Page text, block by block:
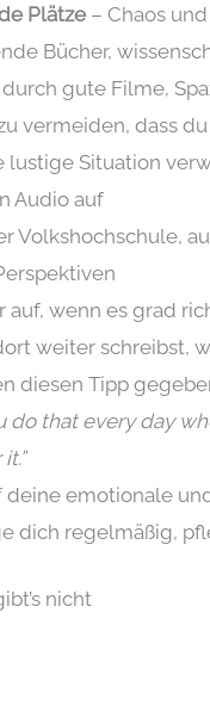
Plätze – Chaos
Bücher,
durch gute Filme,
vermeiden, dass
lustige Situation
Audio auf
Volkshochschule,
auf, wenn es grad
weiter schreibst,
diesen Tipp
that every day
deine emotionale
dich regelmäßig,
nicht